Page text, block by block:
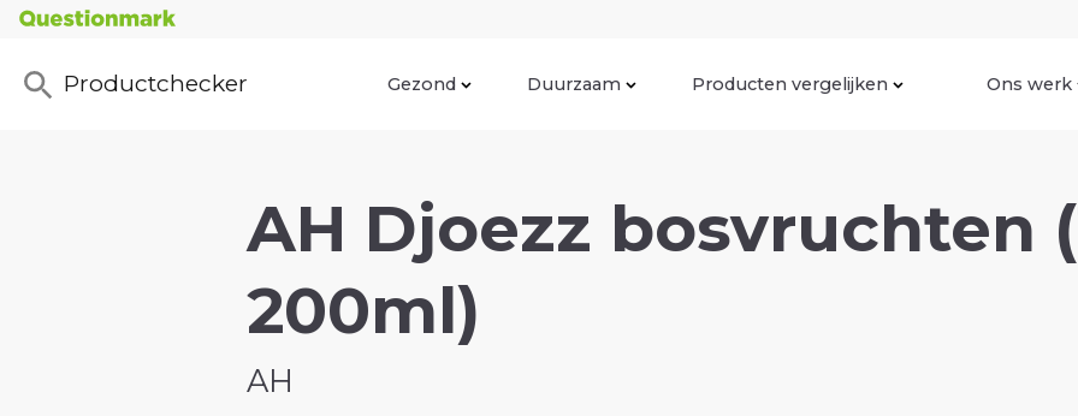
Productchecker Gezond Duurzaam Producten vergelijken Ons werk
AH Djoezz bosvruchten
200ml)
AH